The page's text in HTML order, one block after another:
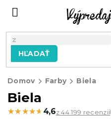
HĽADAŤ
Domov Farby Biela
Biela
★★★★★
★★★★★ 4,6z 44 199 recenzií